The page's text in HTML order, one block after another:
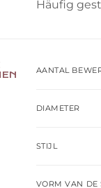
Häufig
AANTAL
DIAMETER
STIJL
VORM VAN DE